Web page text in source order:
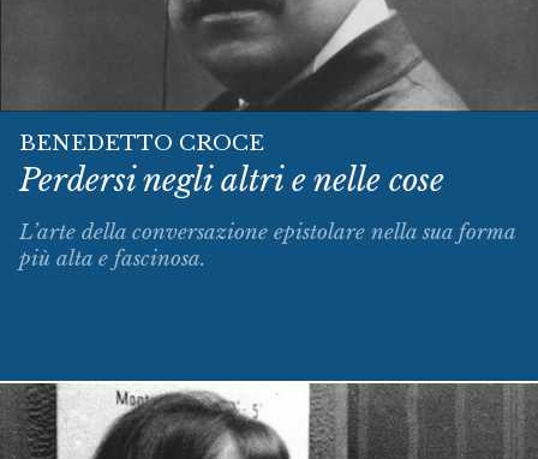
BENEDETTO CROCE
Perdersi negli altri e nelle cose
L’arte della conversazione epistolare nella sua forma
più alta e fascinosa.